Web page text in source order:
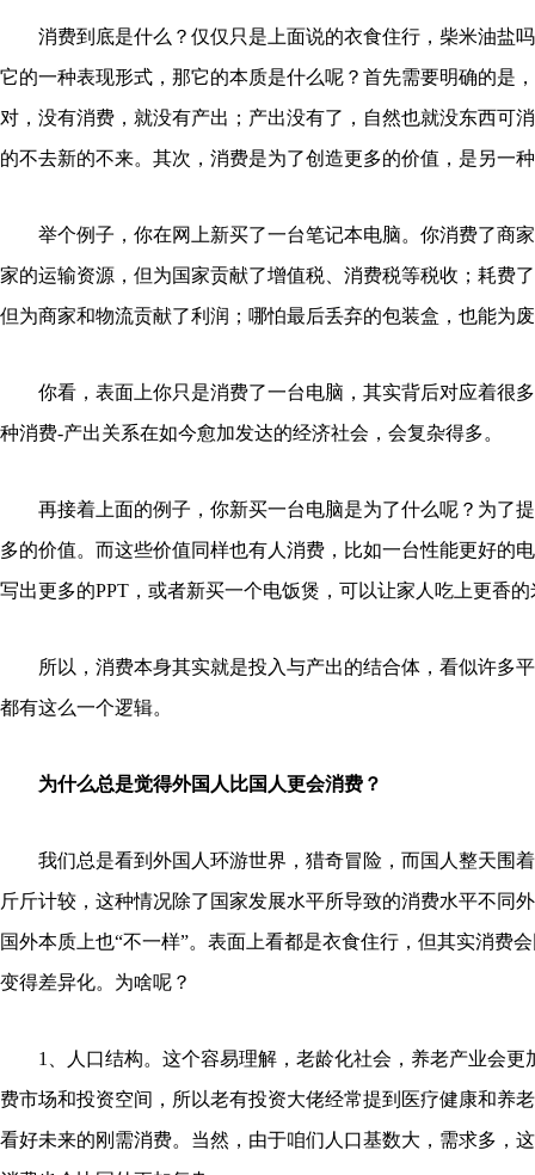
消费到底是什么？仅仅只是上面说的衣食住行，柴米油盐
它的一种表现形式，那它的本质是什么呢？首先需要明确的是
对，没有消费，就没有产出；产出没有了，自然也就没东西可
的不去新的不来。其次，消费是为了创造更多的价值，是另一
举个例子，你在网上新买了一台笔记本电脑。你消费了商
家的运输资源，但为国家贡献了增值税、消费税等税收；耗费
但为商家和物流贡献了利润；哪怕最后丢弃的包装盒，也能为
你看，表面上你只是消费了一台电脑，其实背后对应着很
种消费-产出关系在如今愈加发达的经济社会，会复杂得多。
再接着上面的例子，你新买一台电脑是为了什么呢？为了
多的价值。而这些价值同样也有人消费，比如一台性能更好的
写出更多的PPT，或者新买一个电饭煲，可以让家人吃上更香的
所以，消费本身其实就是投入与产出的结合体，看似许多
都有这么一个逻辑。
为什么总是觉得外国人比国人更会消费？
我们总是看到外国人环游世界，猎奇冒险，而国人整天围
斤斤计较，这种情况除了国家发展水平所导致的消费水平不同
国外本质上也“不一样”。表面上看都是衣食住行，但其实消费
变得差异化。为啥呢？
1、人口结构。这个容易理解，老龄化社会，养老产业会更
费市场和投资空间，所以老有投资大佬经常提到医疗健康和养
看好未来的刚需消费。当然，由于咱们人口基数大，需求多，